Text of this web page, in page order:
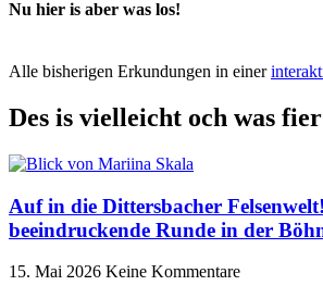
Nu hier is aber was los!
Alle bisherigen Erkundungen in einer
Des is vielleicht och was
Auf in die Dittersbacher
beeindruckende Runde in der
15. Mai 2026 Keine Kommentare